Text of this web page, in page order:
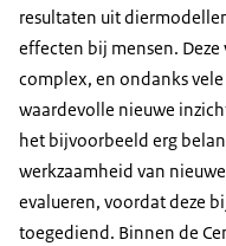
resultaten uit
effecten bij mensen.
complex, en ondanks
waardevolle nieuwe
het bijvoorbeeld erg
werkzaamheid van
evalueren, voordat deze
toegediend. Binnen de